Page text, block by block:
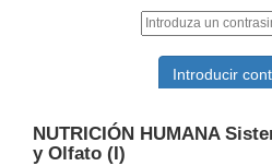
NUTRICIÓN HUMANA
y Olfato (I)
2 de nov. de